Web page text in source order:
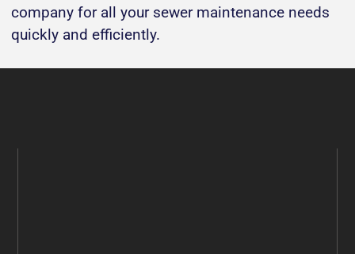
company for all your sewer maintenance needs
quickly and efficiently.